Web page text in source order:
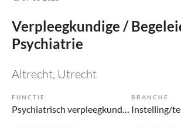
Verpleegkundige /
Psychiatrie
Altrecht, Utrecht
FUNCTIE
Psychiatrisch verpleegkundige
BRANCHE
Instelling/